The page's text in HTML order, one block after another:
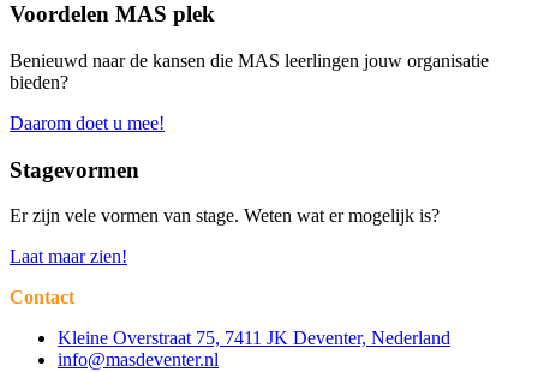
Voordelen MAS plek
Benieuwd naar de kansen die MAS leerlingen jouw organisatie
bieden?
Daarom doet u mee!
Stagevormen
Er zijn vele vormen van stage. Weten wat er mogelijk is?
Laat maar zien!
Contact
Kleine Overstraat 75, 7411 JK Deventer, Nederland
info@masdeventer.nl